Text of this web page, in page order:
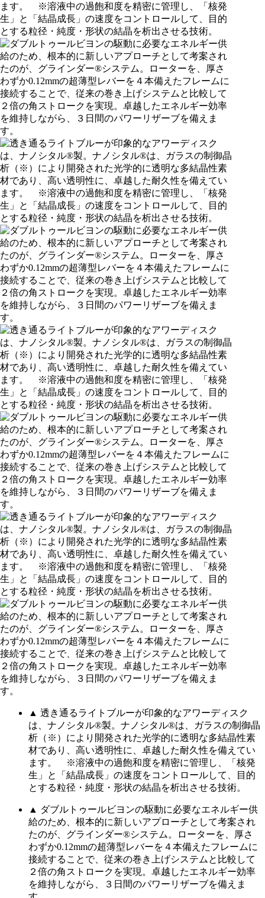
▲ 透き通るライトブルーが印象的なアワーディスク
は、ナノシタル®製。ナノシタル®は、ガラスの制御晶
析（※）により開発された光学的に透明な多結晶性素
材であり、高い透明性に、卓越した耐久性を備えてい
ます。 ※溶液中の過飽和度を精密に管理し、「核発
生」と「結晶成長」の速度をコントロールして、目的
とする粒径・純度・形状の結晶を析出させる技術。
▲ ダブルトゥールビヨンの駆動に必要なエネルギー供
給のため、根本的に新しいアプローチとして考案され
たのが、グラインダー®システム。ローターを、厚さ
わずか0.12mmの超薄型レバーを４本備えたフレームに
接続することで、従来の巻き上げシステムと比較して
２倍の角ストロークを実現。卓越したエネルギー効率
を維持しながら、３日間のパワーリザーブを備えま